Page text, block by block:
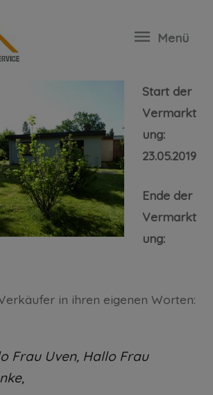
Menü
ohne Makler verkauft:
Hamburg
Start der
Vermarkt
ung:
23.05.2019
Ende der
Vermarkt
ung:
in ihren eigenen Worten:
Frau Uven, Hallo Frau